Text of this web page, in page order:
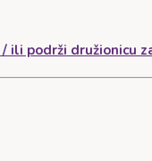
ili podrži družionicu